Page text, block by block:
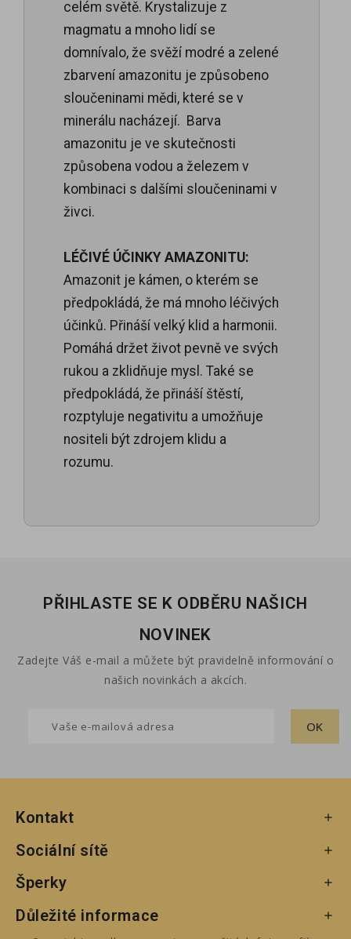
celém světě. Krystalizuje z
magmatu a mnoho lidí se
domnívalo, že svěží modré a zelené
zbarvení amazonitu je způsobeno
sloučeninami mědi, které se v
minerálu nacházejí. Barva
amazonitu je ve skutečnosti
způsobena vodou a železem v
kombinaci s dalšími sloučeninami v
živci.
LÉČIVÉ ÚČINKY AMAZONITU:
Amazonit je kámen, o kterém se
předpokládá, že má mnoho léčivých
účinků. Přináší velký klid a harmonii.
Pomáhá držet život pevně ve svých
rukou a zklidňuje mysl. Také se
předpokládá, že přináší štěstí,
rozptyluje negativitu a umožňuje
nositeli být zdrojem klidu a
rozumu.
PŘIHLASTE SE K ODBĚRU NAŠICH
NOVINEK
Zadejte Váš e-mail a můžete být pravidelně informování o
našich novinkách a akcích.
Kontakt 
Sociální sítě 
Šperky 
Důležité informace 